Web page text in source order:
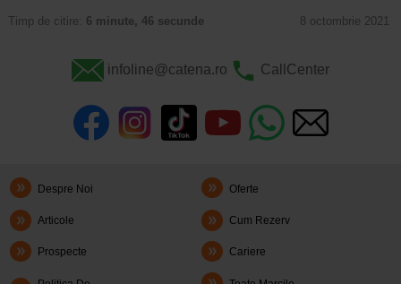
Timp de citire: 6 minute, 46 secunde 8 octombrie 2021
infoline@catena.ro CallCenter
Despre Noi Oferte
Articole Cum Rezerv
Prospecte Cariere